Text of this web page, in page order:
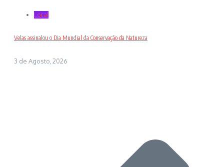
Local
Velas assinalou o Dia Mundial da Conservação da Natureza
3 de Agosto, 2026